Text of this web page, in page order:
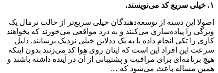
۱. خیلی سریع کد می‌نویسند.
اصولا این دسته از توسعه‌دهندگان خیلی سریع‌تر از حالت نرمال یک
ویژگی را پیاده‌سازی می‌کنند و به درد مواقعی می‌خورند که بخواهند
کاری را تکی انجام داده یا به یک ددلاین خیلی نزدیک برسانند. دلیل
سرعت این افراد این است که اینان روی هوا کد می‌زنند بدون اینکه
هیچ برنامه‌ای برای مراقبت و پشتیبانی از آن در آینده داشته باشند و
همین مساله باعث می‌شود که …